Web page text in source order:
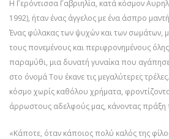
Η Γερόντισσα Γαβριηλία, κατά κόσμον
1992), ήταν ένας άγγελος με ένα άσπρο
Ένας φύλακας των ψυχών και των σωμάτων,
τους πονεμένους και περιφρονημένους
παραμύθι, μια δυνατή γυναίκα που
στο όνομά Του έκανε τις μεγαλύτερες
κόσμο χωρίς καθόλου χρήματα,
άρρωστους αδελφούς μας, κάνοντας πράξη
«Κάποτε, όταν κάποιος πολύ καλός της